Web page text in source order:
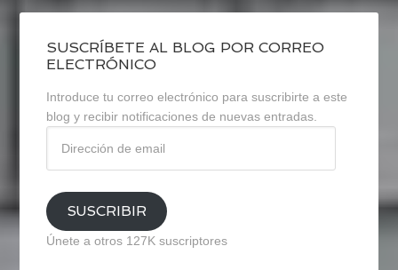
SUSCRÍBETE AL BLOG POR CORREO
ELECTRÓNICO
Introduce tu correo electrónico para suscribirte a este
blog y recibir notificaciones de nuevas entradas.
email
SUSCRIBIR
Únete a otros 127K suscriptores